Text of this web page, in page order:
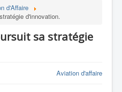
d'Affaire
d'innovation.
sa stratégie
Aviation d'affaire